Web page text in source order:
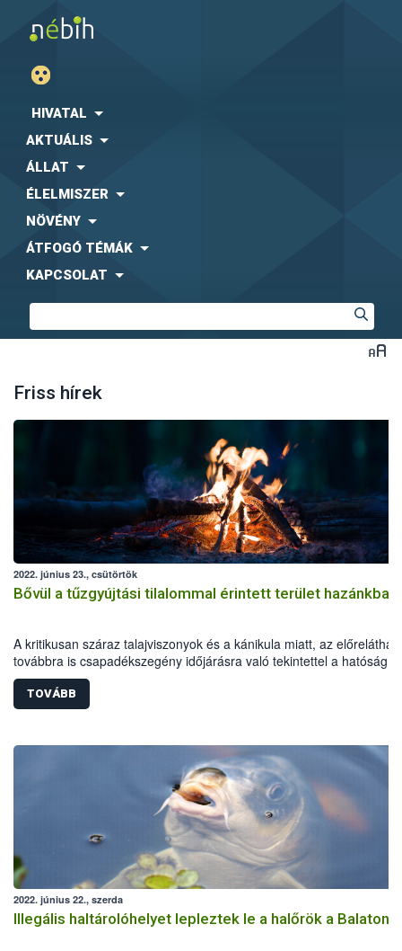
HIVATAL
AKTUÁLIS
ÁLLAT
ÉLELMISZER
NÖVÉNY
ÁTFOGÓ TÉMÁK
KAPCSOLAT
Friss hírek
2022. június 23., csütörtök
Bővül a tűzgyújtási tilalommal érintett terület hazánkban
A kritikusan száraz talajviszonyok és a kánikula miatt, az
továbbra is csapadékszegény időjárásra való tekintettel a hatóság
június 24-től kiterjeszti a tűzgyújtási tilalmat Hajdú-Bihar és
Szatmár-Bereg megyékre is. A korlátozás Bács-Kiskun, Békés,
Csongrád-Csanád és Jász-Nagykun-Szolnok megyében is tovább
TOVÁBB
2022. június 22., szerda
Illegális haltárolóhelyet lepleztek le a halőrök a